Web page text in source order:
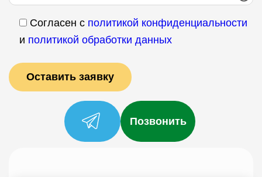
Согласен с политикой конфиденциальности
и политикой обработки данных
Позвонить